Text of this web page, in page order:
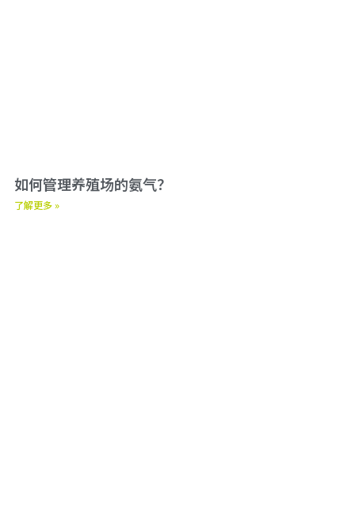
如何管理养殖场的氨气？
了解更多 »